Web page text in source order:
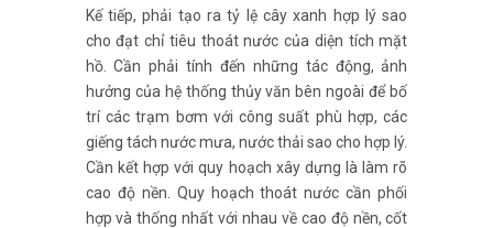
Kế tiếp, phải tạo ra tỷ lệ cây xanh hợp lý sao
cho đạt chỉ tiêu thoát nước của diện tích mặt
hồ. Cần phải tính đến những tác động, ảnh
hưởng của hệ thống thủy văn bên ngoài để bố
trí các trạm bơm với công suất phù hợp, các
giếng tách nước mưa, nước thải sao cho hợp lý.
Cần kết hợp với quy hoạch xây dựng là làm rõ
cao độ nền. Quy hoạch thoát nước cần phối
hợp và thống nhất với nhau về cao độ nền, cốt